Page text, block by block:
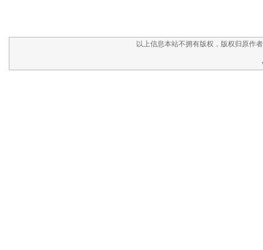
以上信息本站不拥有版权，版权归原作